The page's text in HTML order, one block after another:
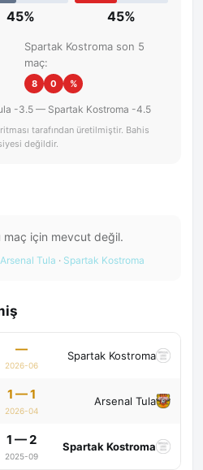
45% 45%
Spartak Kostroma son 5
maç:
8 0 %
-3.5 — Spartak Kostroma -4.5
tarafından üretilmiştir. Bahis
değildir.
maç için mevcut değil.
Arsenal Tula · Spartak Kostroma
—
2026-06
Spartak Kostroma
1 — 1
2026-04
Arsenal Tula
1 — 2
2025-09
Spartak Kostroma